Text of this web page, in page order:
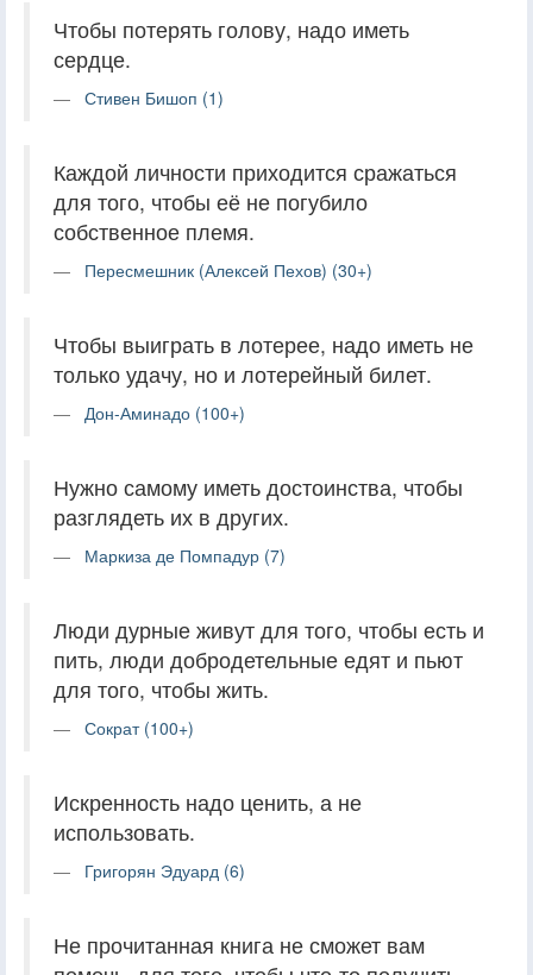
Чтобы потерять голову, надо иметь
сердце.
Стивен Бишоп (1)
Каждой личности приходится сражаться
для того, чтобы её не погубило
собственное племя.
Пересмешник (Алексей Пехов) (30+)
Чтобы выиграть в лотерее, надо иметь не
только удачу, но и лотерейный билет.
Дон-Аминадо (100+)
Нужно самому иметь достоинства, чтобы
разглядеть их в других.
Маркиза де Помпадур (7)
Люди дурные живут для того, чтобы есть и
пить, люди добродетельные едят и пьют
для того, чтобы жить.
Сократ (100+)
Искренность надо ценить, а не
использовать.
Григорян Эдуард (6)
Не прочитанная книга не сможет вам